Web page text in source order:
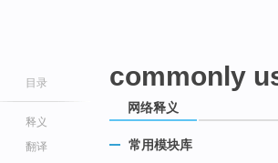
目录
释义
翻译
commonly
网络释义
常用模块库